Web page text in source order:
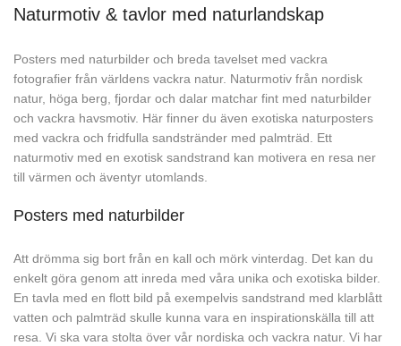
Naturmotiv & tavlor med naturlandskap
Posters med naturbilder och breda tavelset med vackra
fotografier från världens vackra natur. Naturmotiv från nordisk
natur, höga berg, fjordar och dalar matchar fint med naturbilder
och vackra havsmotiv. Här finner du även exotiska naturposters
med vackra och fridfulla sandstränder med palmträd. Ett
naturmotiv med en exotisk sandstrand kan motivera en resa ner
till värmen och äventyr utomlands.
Posters med naturbilder
Att drömma sig bort från en kall och mörk vinterdag. Det kan du
enkelt göra genom att inreda med våra unika och exotiska bilder.
En tavla med en flott bild på exempelvis sandstrand med klarblått
vatten och palmträd skulle kunna vara en inspirationskälla till att
resa. Vi ska vara stolta över vår nordiska och vackra natur. Vi har